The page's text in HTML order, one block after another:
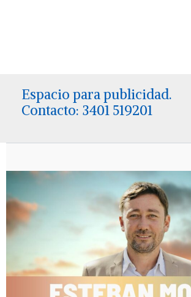
Espacio para publicidad.
Contacto: 3401 519201